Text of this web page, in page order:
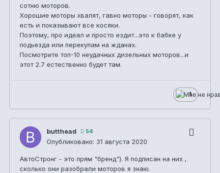
сотню моторов.
Хорошие моторы хвалят, гавно моторы - говорят, как
есть и показывают все косяки.
Поэтому, про идеал и просто ездит...это к бабке у
подьезда или перекупам на жданах.
Посмотрите топ-10 неудачных дизельных моторов...и
этот 2.7 естественно будет там.
1
butthead 54
Опубликовано: 31 августа 2020
АвтоСтронг - это прям "бренд"). Я подписан на них ,
сколько они разобрали моторов я знаю.